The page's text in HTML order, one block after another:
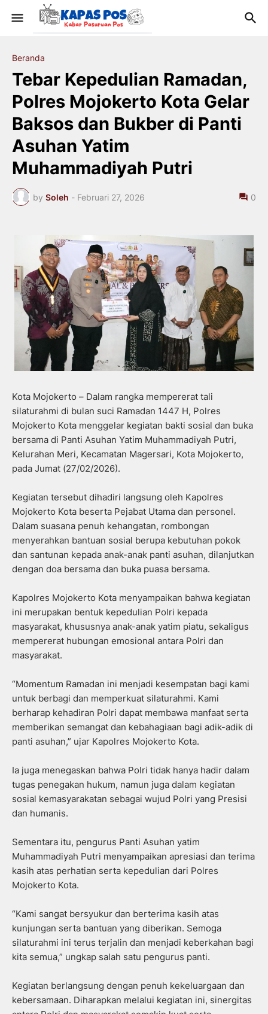
Beranda
Tebar Kepedulian Ramadan,
Polres Mojokerto Kota Gelar
Baksos dan Bukber di Panti
Asuhan Yatim
Muhammadiyah Putri
by Soleh - Februari 27, 2026 0
Kota Mojokerto – Dalam rangka mempererat tali
silaturahmi di bulan suci Ramadan 1447 H, Polres
Mojokerto Kota menggelar kegiatan bakti sosial dan buka
bersama di Panti Asuhan Yatim Muhammadiyah Putri,
Kelurahan Meri, Kecamatan Magersari, Kota Mojokerto,
pada Jumat (27/02/2026).
Kegiatan tersebut dihadiri langsung oleh Kapolres
Mojokerto Kota beserta Pejabat Utama dan personel.
Dalam suasana penuh kehangatan, rombongan
menyerahkan bantuan sosial berupa kebutuhan pokok
dan santunan kepada anak-anak panti asuhan, dilanjutkan
dengan doa bersama dan buka puasa bersama.
Kapolres Mojokerto Kota menyampaikan bahwa kegiatan
ini merupakan bentuk kepedulian Polri kepada
masyarakat, khususnya anak-anak yatim piatu, sekaligus
mempererat hubungan emosional antara Polri dan
masyarakat.
“Momentum Ramadan ini menjadi kesempatan bagi kami
untuk berbagi dan memperkuat silaturahmi. Kami
berharap kehadiran Polri dapat membawa manfaat serta
memberikan semangat dan kebahagiaan bagi adik-adik di
panti asuhan,” ujar Kapolres Mojokerto Kota.
Ia juga menegaskan bahwa Polri tidak hanya hadir dalam
tugas penegakan hukum, namun juga dalam kegiatan
sosial kemasyarakatan sebagai wujud Polri yang Presisi
dan humanis.
Sementara itu, pengurus Panti Asuhan yatim
Muhammadiyah Putri menyampaikan apresiasi dan terima
kasih atas perhatian serta kepedulian dari Polres
Mojokerto Kota.
“Kami sangat bersyukur dan berterima kasih atas
kunjungan serta bantuan yang diberikan. Semoga
silaturahmi ini terus terjalin dan menjadi keberkahan bagi
kita semua,” ungkap salah satu pengurus panti.
Kegiatan berlangsung dengan penuh kekeluargaan dan
kebersamaan. Diharapkan melalui kegiatan ini, sinergitas